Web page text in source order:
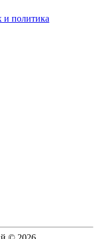
и политика